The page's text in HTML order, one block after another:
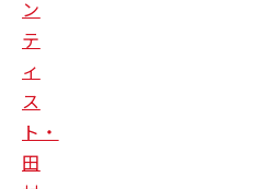
ン
テ
ィ
ス
ト・
田